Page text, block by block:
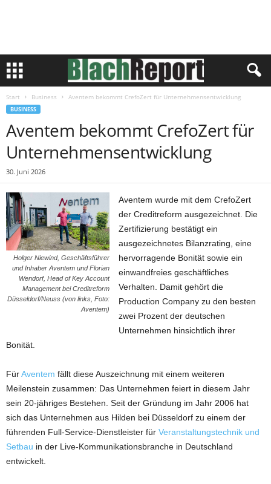
Start Business Aventem bekommt CrefoZert für Unternehmensentwicklung
BUSINESS
Aventem bekommt CrefoZert für
Unternehmensentwicklung
30. Juni 2026
Holger Niewind, Geschäftsführer
und Inhaber Aventem und Florian
Wendorf, Head of Key Account
Management bei Creditreform
Düsseldorf/Neuss (von links, Foto:
Aventem)
Aventem wurde mit dem CrefoZert
der Creditreform ausgezeichnet. Die
Zertifizierung bestätigt ein
ausgezeichnetes Bilanzrating, eine
hervorragende Bonität sowie ein
einwandfreies geschäftliches
Verhalten. Damit gehört die
Production Company zu den besten
zwei Prozent der deutschen
Unternehmen hinsichtlich ihrer
Bonität.
FürAventem fällt diese Auszeichnung mit einem weiteren
Meilenstein zusammen: Das Unternehmen feiert in diesem Jahr
sein 20-jähriges Bestehen. Seit der Gründung im Jahr 2006 hat
sich das Unternehmen aus Hilden bei Düsseldorf zu einem der
führenden Full-Service-Dienstleister für Veranstaltungstechnik und
Setbau in der Live-Kommunikationsbranche in Deutschland
entwickelt.